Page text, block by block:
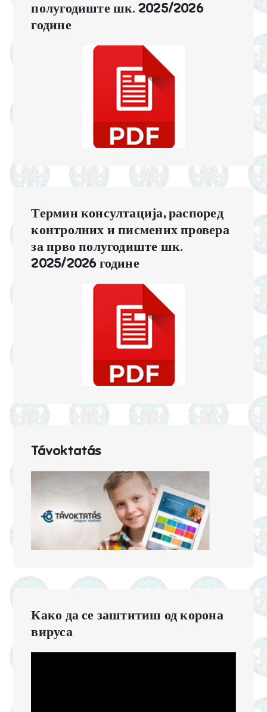
полугодиште шк. 2025/2026
године
Термин консултација, распоред
контролних и писмених провера
за прво полугодиште шк.
2025/2026 године
Távoktatás
Како да се заштитиш од корона
вируса